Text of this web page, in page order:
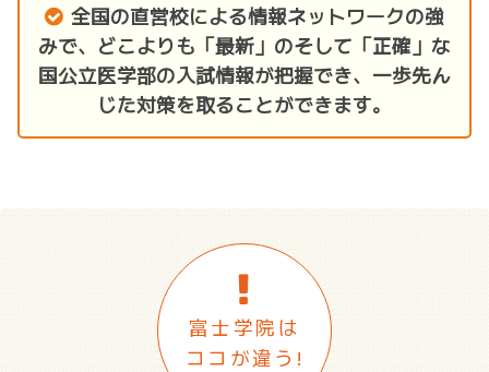
全国の直営校による情報ネットワークの強
みで、どこよりも「最新」のそして「正確」な
国公立医学部の入試情報が把握でき、一歩先ん
じた対策を取ることができます。
富士学院は
ココが違う!